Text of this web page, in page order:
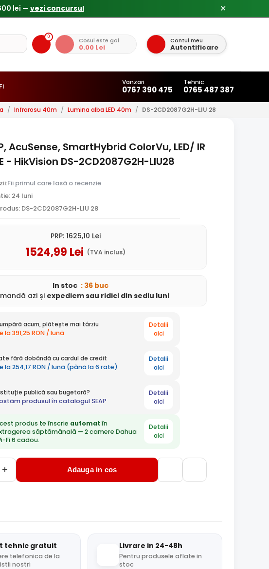
✕
0 Cosul este gol
0.00 Lei
Contul meu
Autentificare
Vanzari
0767 390 475
Tehnic
0765 487 387
/ Infrarosu 40m / Lumina alba LED 40m / DS-2CD2087G2H-LIU 28
AcuSense, SmartHybrid ColorVu, LED/ IR
- HikVision DS-2CD2087G2H-LIU28
Fii primul care lasă o recenzie
24 luni
DS-2CD2087G2H-LIU 28
PRP: 1625,10 Lei
1524,99 Lei (TVA inclus)
In stoc : 36 buc
azi și expediemsau ridici din sediu luni
acum, plătește mai târziu
la 391,25 RON / lună
Detalii
aici
fără dobândă cu cardul de credit
la 254,17 RON / lună (până la 6 rate)
Detalii
aici
publică sau bugetară?
produsul în catalogul SEAP
Detalii
aici
produs te înscrie automat în
săptămânală — 2 camere Dahua
Fi 6 cadou.
Detalii
aici
+ Adauga in cos
tehnic gratuit
telefonica de la
nostri
Livrare in 24-48h
Pentru produsele aflate in
stoc